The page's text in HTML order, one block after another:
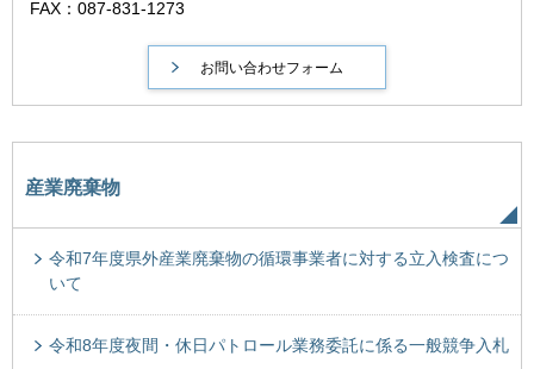
FAX：087-831-1273
産業廃棄物
令和7年度県外産業廃棄物の循環事業者に対する立入検査につ
いて
令和8年度夜間・休日パトロール業務委託に係る一般競争入札